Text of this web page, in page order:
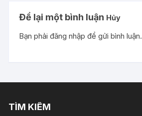
Để lại một bình luận Hủy
Bạn phảiđăng nhập để gửi bình luận.
TÌM KIẾM